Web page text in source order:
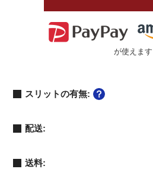
が使えます
スリットの有無:
配送:
送料: